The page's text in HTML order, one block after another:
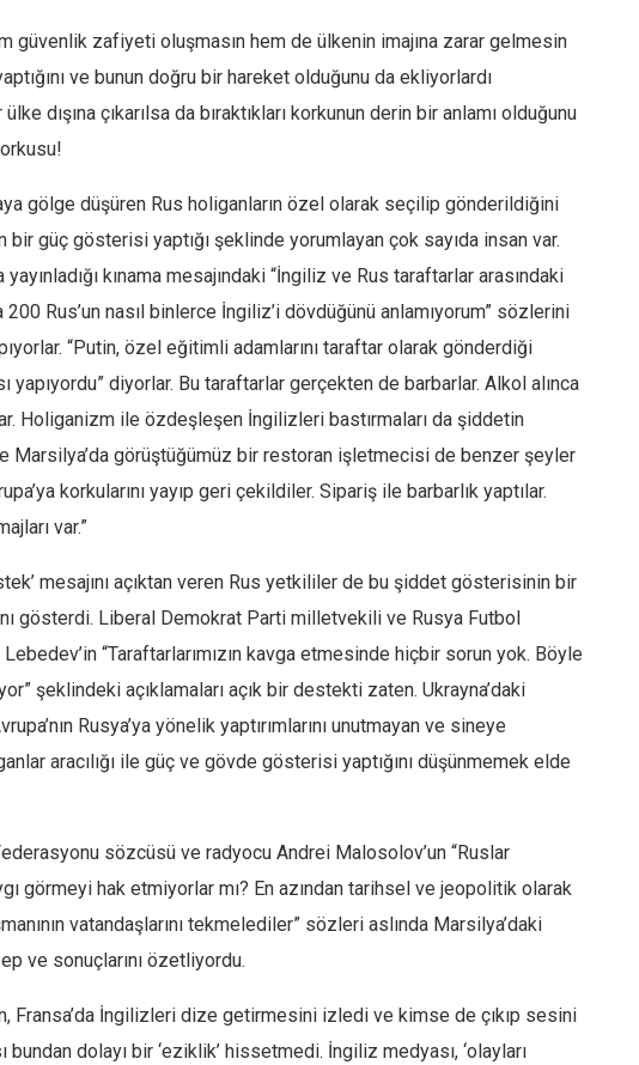
güvenlik zafiyeti oluşmasın hem de ülkenin imajına zarar gelmesin
ve bunun doğru bir hareket olduğunu da ekliyorlardı
dışına çıkarılsa da bıraktıkları korkunun derin bir anlamı olduğunu
gölge düşüren Rus holiganların özel olarak seçilip gönderildiğini
bir güç gösterisi yaptığı şeklinde yorumlayan çok sayıda insan var.
yayınladığı kınama mesajındaki “İngiliz ve Rus taraftarlar arasındaki
Rus’un nasıl binlerce İngiliz’i dövdüğünü anlamıyorum” sözlerini
“Putin, özel eğitimli adamlarını taraftar olarak gönderdiği
yapıyordu” diyorlar. Bu taraftarlar gerçekten de barbarlar. Alkol alınca
Holiganizm ile özdeşleşen İngilizleri bastırmaları da şiddetin
Marsilya’da görüştüğümüz bir restoran işletmecisi de benzer şeyler
korkularını yayıp geri çekildiler. Sipariş ile barbarlık yaptılar.
var.”
mesajını açıktan veren Rus yetkililer de bu şiddet gösterisinin bir
gösterdi. Liberal Demokrat Parti milletvekili ve Rusya Futbol
“Taraftarlarımızın kavga etmesinde hiçbir sorun yok. Böyle
şeklindeki açıklamaları açık bir destekti zaten. Ukrayna’daki
Rusya’ya yönelik yaptırımlarını unutmayan ve sineye
aracılığı ile güç ve gövde gösterisi yaptığını düşünmemek elde
sözcüsü ve radyocu Andrei Malosolov’un “Ruslar
görmeyi hak etmiyorlar mı? En azından tarihsel ve jeopolitik olarak
vatandaşlarını tekmelediler” sözleri aslında Marsilya’daki
ve sonuçlarını özetliyordu.
Fransa’da İngilizleri dize getirmesini izledi ve kimse de çıkıp sesini
bundan dolayı bir ‘eziklik’ hissetmedi. İngiliz medyası, ‘olayları